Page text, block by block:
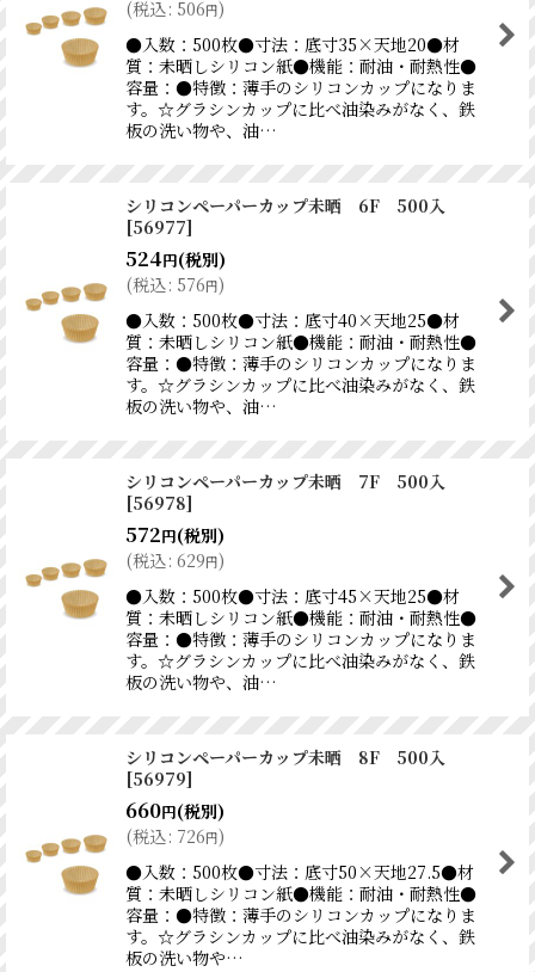
(税込: 506円)
●入数：500枚●寸法：底寸35×天地20●材
質：未晒しシリコン紙●機能：耐油・耐熱性●
容量：●特徴：薄手のシリコンカップになりま
す。☆グラシンカップに比べ油染みがなく、鉄
板の洗い物や、油…
シリコンペーパーカップ未晒 6F 500入
[56977]
524円(税別)
(税込: 576円)
●入数：500枚●寸法：底寸40×天地25●材
質：未晒しシリコン紙●機能：耐油・耐熱性●
容量：●特徴：薄手のシリコンカップになりま
す。☆グラシンカップに比べ油染みがなく、鉄
板の洗い物や、油…
シリコンペーパーカップ未晒 7F 500入
[56978]
572円(税別)
(税込: 629円)
●入数：500枚●寸法：底寸45×天地25●材
質：未晒しシリコン紙●機能：耐油・耐熱性●
容量：●特徴：薄手のシリコンカップになりま
す。☆グラシンカップに比べ油染みがなく、鉄
板の洗い物や、油…
シリコンペーパーカップ未晒 8F 500入
[56979]
660円(税別)
(税込: 726円)
●入数：500枚●寸法：底寸50×天地27.5●材
質：未晒しシリコン紙●機能：耐油・耐熱性●
容量：●特徴：薄手のシリコンカップになりま
す。☆グラシンカップに比べ油染みがなく、鉄
板の洗い物や…